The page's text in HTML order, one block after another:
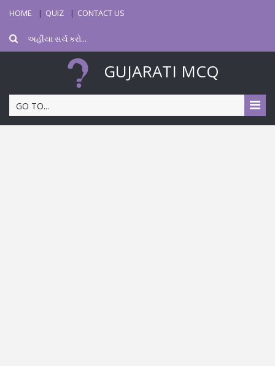
HOME QUIZ CONTACT US
GUJARATI MCQ
GO TO...